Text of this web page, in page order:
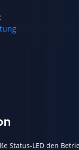
Status-LED den